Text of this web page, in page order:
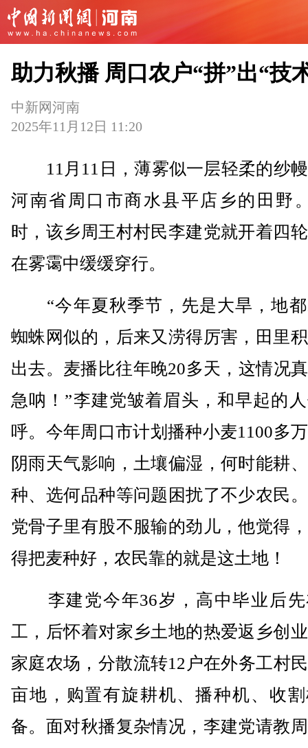
助力秋播 周口农户“拼”出“技
中新网河南
2025年11月12日 11:20
11月11日，薄雾似一层轻柔的纱
河南省周口市商水县平店乡的田野
时，该乡周王村村民李建党就开着四
在雾霭中缓缓穿行。
“今年夏秋季节，先是大旱，地都
蜘蛛网似的，后来又涝得厉害，田里
出去。麦播比往年晚20多天，这情况
急呐！”李建党皱着眉头，和早起的
呼。今年周口市计划播种小麦1100多
阴雨天气影响，土壤偏湿，何时能耕
种、选何品种等问题困扰了不少农民
党骨子里有股不服输的劲儿，他觉得
得把麦种好，农民靠的就是这土地！
李建党今年36岁，高中毕业后先
工，后怀着对家乡土地的热爱返乡创
家庭农场，分散流转12户在外务工村
亩地，购置有旋耕机、播种机、收
备。面对秋播复杂情况，李建党请教